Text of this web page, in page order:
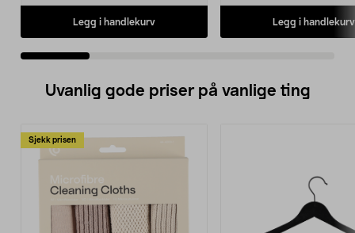
Legg i handlekurv Legg i handlekurv
Uvanlig gode priser på vanlige ting
Sjekk prisen